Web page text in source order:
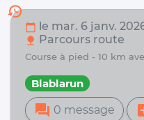
history
calendar_today le mar. 6 janv.
nature Parcours route
course à pied - 10 km
Blablarun
forum 0 message